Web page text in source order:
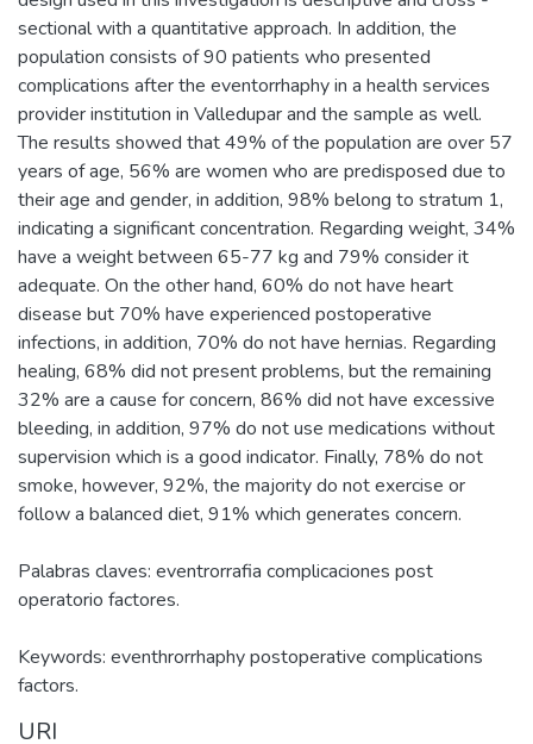
sectional with a quantitative approach. In addition, the
population consists of 90 patients who presented
complications after the eventorrhaphy in a health services
provider institution in Valledupar and the sample as well.
The results showed that 49% of the population are over 57
years of age, 56% are women who are predisposed due to
their age and gender, in addition, 98% belong to stratum 1,
indicating a significant concentration. Regarding weight, 34%
have a weight between 65-77 kg and 79% consider it
adequate. On the other hand, 60% do not have heart
disease but 70% have experienced postoperative
infections, in addition, 70% do not have hernias. Regarding
healing, 68% did not present problems, but the remaining
32% are a cause for concern, 86% did not have excessive
bleeding, in addition, 97% do not use medications without
supervision which is a good indicator. Finally, 78% do not
smoke, however, 92%, the majority do not exercise or
follow a balanced diet, 91% which generates concern.
Palabras claves: eventrorrafia complicaciones post
operatorio factores.
Keywords: eventhrorrhaphy postoperative complications
factors.
URI